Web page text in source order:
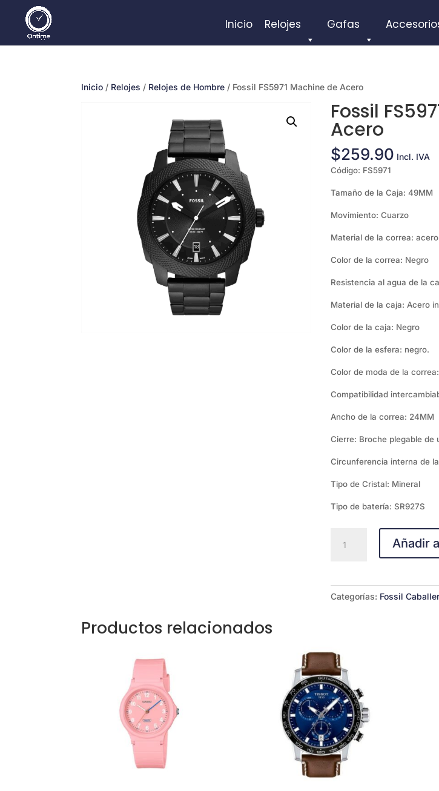
Inicio Relojes Gafas
Inicio / Relojes / Relojes de Hombre / Fossil FS5971 Machine de Acero
Fossil
Acero
$259.90 Incl. IVA
Código: FS5971
Tamaño de la Caja: 49MM
Movimiento: Cuarzo
Material de la correa:
Color de la correa: Negro
Resistencia al agua de la
Material de la caja: Acero
Color de la caja: Negro
Color de la esfera: negro.
Color de moda de la
Compatibilidad
Ancho de la correa: 24MM
Cierre: Broche plegable de
Circunferencia interna de
Tipo de Cristal: Mineral
Tipo de batería: SR927S
FS5971
cantidad
Añadir
Categorías: Fossil
Productos relacionados